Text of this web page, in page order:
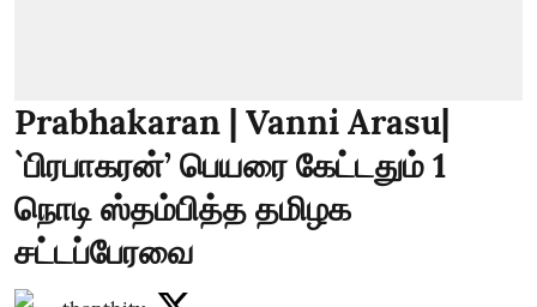
Prabhakaran | Vanni Arasu|
`பிரபாகரன்’ பெயரை கேட்டதும் 1
நொடி ஸ்தம்பித்த தமிழக
சட்டப்பேரவை